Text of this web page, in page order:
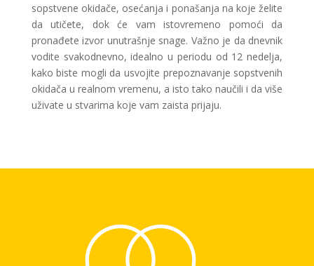
sopstvene okidače, osećanja i ponašanja na koje želite
da utičete, dok će vam istovremeno pomoći da
pronađete izvor unutrašnje snage. Važno je da dnevnik
vodite svakodnevno, idealno u periodu od 12 nedelja,
kako biste mogli da usvojite prepoznavanje sopstvenih
okidača u realnom vremenu, a isto tako naučili i da više
uživate u stvarima koje vam zaista prijaju.